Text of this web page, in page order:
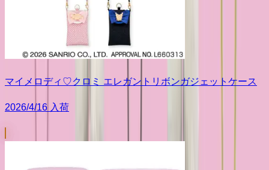
マイメロディ♡クロミ エレガントリボンガジェットケース
2026/4/16 入荷